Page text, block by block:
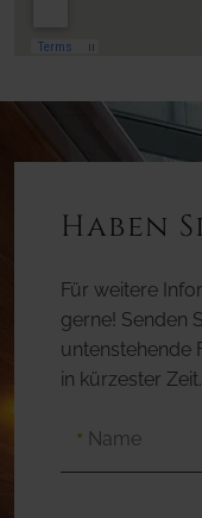
Haben
Für weitere
gerne! Senden
untenstehende
in kürzester Zeit.
★ Name